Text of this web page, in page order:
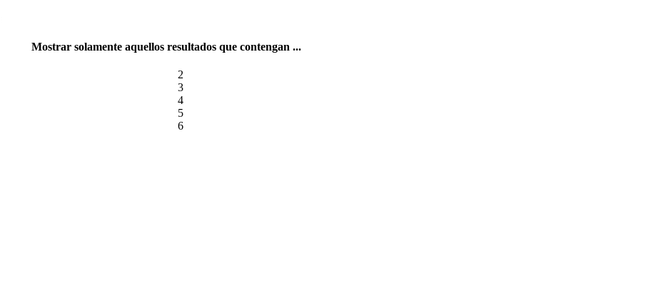
Mostrar solamente aquellos resultados que contengan ...
2
3
4
5
6